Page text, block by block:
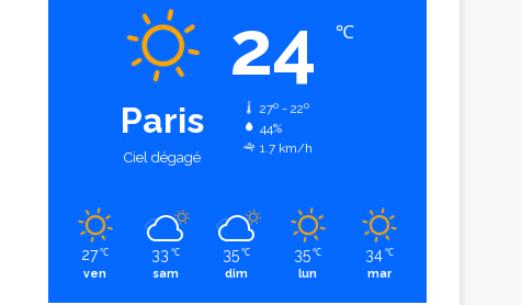
Paris
Ciel dégagé
24 ℃
27º - 22º
44%
1.7 km/h
27 ℃
ven
33 ℃
sam
35 ℃
dim
35 ℃
lun
34 ℃
mar